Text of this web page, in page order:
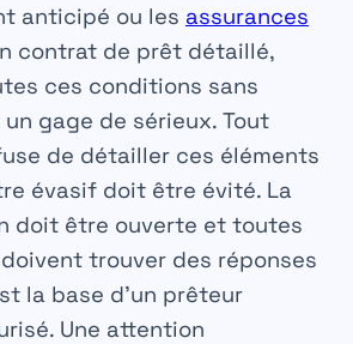
anticipé ou les assurances
contrat de prêt détaillé,
ces conditions sans
gage de sérieux. Tout
de détailler ces éléments
évasif doit être évité. La
doit être ouverte et toutes
trouver des réponses
la base d’un prêteur
. Une attention